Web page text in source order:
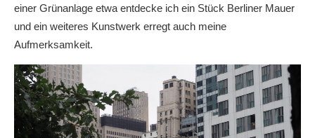
einer Grünanlage etwa entdecke ich ein Stück Berliner Mauer
und ein weiteres Kunstwerk erregt auch meine
Aufmerksamkeit.